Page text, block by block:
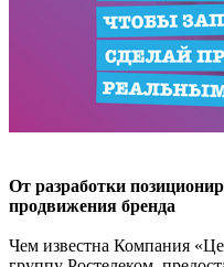
От разработки
продвижения бренда
Чем известна Компания